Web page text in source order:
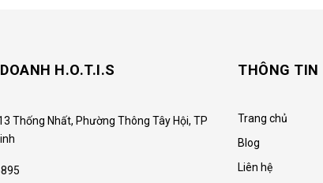
H.O.T.I.S
Thống Nhất, Phường Thông Tây Hội, TP
THÔNG TIN
Trang chủ
Blog
Liên hệ